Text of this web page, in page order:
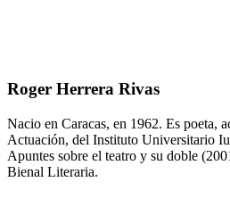
Roger Herrera Rivas
Nacio en Caracas, en 1962. Es poeta,
Actuación, del Instituto Universitario
Apuntes sobre el teatro y su doble
Bienal Literaria.